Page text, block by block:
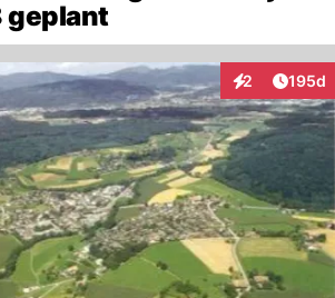
2
Interaktionen
195d